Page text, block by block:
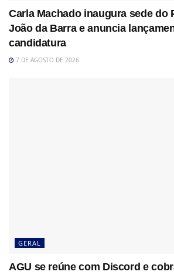
Carla Machado inaugura sede do
João da Barra e anuncia
candidatura
7 DE AGOSTO DE 2026
GERAL
AGU se reúne com Discord e